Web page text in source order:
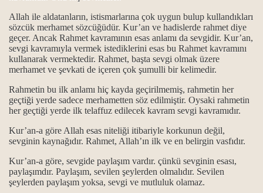
Allah ile aldatanların, istismarlarına çok uygun bulup kullandıkları
sözcük merhamet sözcüğüdür. Kur’an ve hadislerde rahmet diye
geçer. Ancak Rahmet kavramının esas anlamı da sevgidir. Kur’an,
sevgi kavramıyla vermek istediklerini esas bu Rahmet kavramını
kullanarak vermektedir. Rahmet, başta sevgi olmak üzere
merhamet ve şevkati de içeren çok şumulli bir kelimedir.
Rahmetin bu ilk anlamı hiç kayda geçirilmemiş, rahmetin her
geçtiği yerde sadece merhametten söz edilmiştir. Oysaki rahmetin
her geçtiği yerde ilk telaffuz edilecek kavram sevgi kavramıdır.
Kur’an-a göre Allah esas niteliği itibariyle korkunun değil,
sevginin kaynağıdır. Rahmet, Allah’ın ilk ve en belirgin vasfıdır.
Kur’an-a göre, sevgide paylaşım vardır. çünkü sevginin esası,
paylaşımdır. Paylaşım, sevilen şeylerden olmalıdır. Sevilen
şeylerden paylaşım yoksa, sevgi ve mutluluk olamaz.
Helalihoş olsun der?
Allah der?
boyutu…